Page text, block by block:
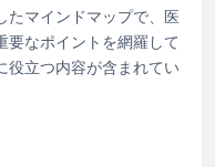
たマインドマップで、医
要なポイントを網羅して
役立つ内容が含まれてい